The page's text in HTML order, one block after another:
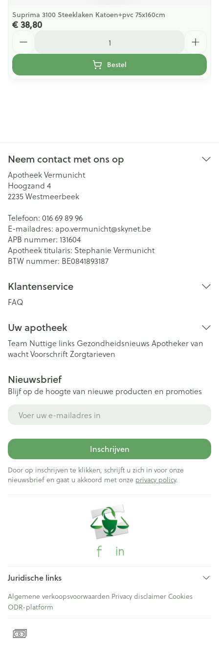
Suprima 3100 Steeklaken Katoen+pvc 75x160cm
€ 38,80
Bestel
Neem contact met ons op
Apotheek Vermunicht
Hoogzand 4
2235Westmeerbeek
Telefoon: 016 69 89 96
E-mailadres: apo.vermunicht@skynet.be
APB nummer: 131604
Apotheek titularis: Stephanie Vermunicht
BTW nummer: BE0841893187
Klantenservice
FAQ
Uw apotheek
Team Nuttige links Gezondheidsnieuws Apotheker van
wachtVoorschriftZorgtarieven
Nieuwsbrief
Blijf op de hoogte van nieuwe producten en promoties
Inschrijven
Door op inschrijven te klikken, schrijft u zich in voor onze
nieuwsbrief en gaat u akkoord met onze privacy policy.
Juridische links
Algemene verkoopsvoorwaarden Privacy disclaimer Cookies
ODR-platform